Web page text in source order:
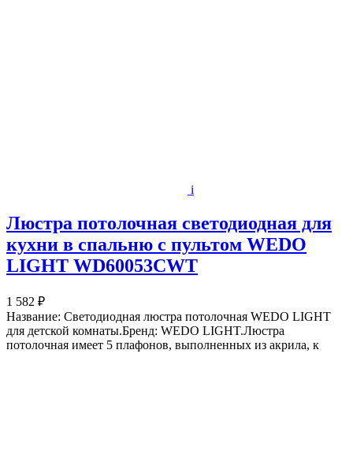
i
Люстра потолочная светодиодная для
кухни в спальню с пультом WEDO
LIGHT WD60053CWT
1 582 ₽
Название: Светодиодная люстра потолочная WEDO LIGHT
для детской комнаты.Бренд: WEDO LIGHT.Люстра
потолочная имеет 5 плафонов, выполненных из акрила, к